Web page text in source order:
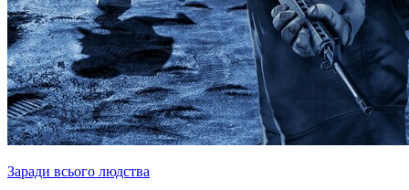
Заради всього людства